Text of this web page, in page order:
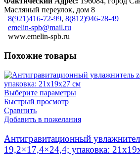
Масляный переулок, дом 8
8(921)416-72-99, 8(812)946-28-49
emelin-spb@mail.ru
www.emelin-spb.ru
Похожие товары
Выберите параметры
Быстрый просмотр
Сравнить
Добавить в пожелания
Антигравитационный
19,2×17,4×24,4; упаковка: